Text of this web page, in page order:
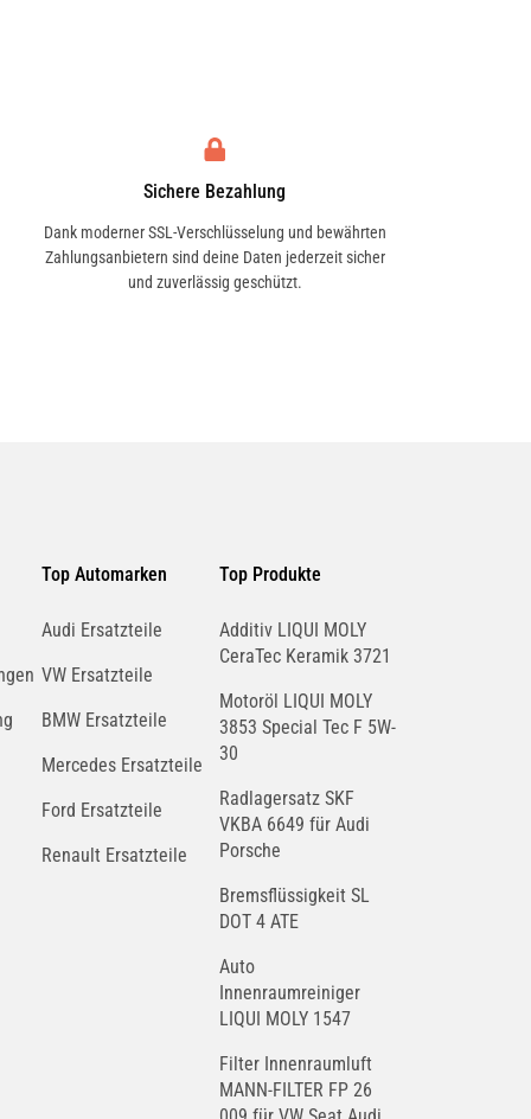
Sichere Bezahlung
Dank moderner SSL-Verschlüsselung und bewährten
Zahlungsanbietern sind deine Daten jederzeit sicher
und zuverlässig geschützt.
Top Automarken
Audi Ersatzteile
VW Ersatzteile
BMW Ersatzteile
Mercedes Ersatzteile
Ford Ersatzteile
Renault Ersatzteile
Top Produkte
Additiv LIQUI MOLY
CeraTec Keramik 3721
Motoröl LIQUI MOLY
3853 Special Tec F 5W-
30
Radlagersatz SKF
VKBA 6649 für Audi
Porsche
Bremsflüssigkeit SL
DOT 4 ATE
Auto
Innenraumreiniger
LIQUI MOLY 1547
Filter Innenraumluft
MANN-FILTER FP 26